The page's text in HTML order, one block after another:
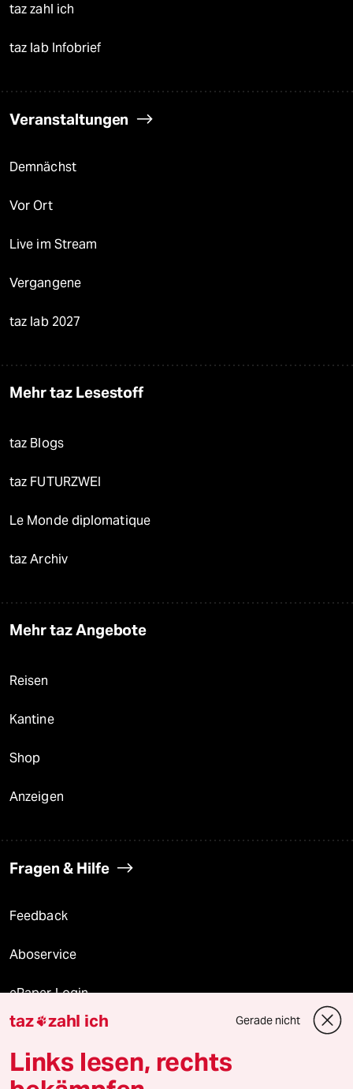
taz zahl ich
taz lab Infobrief
Veranstaltungen
Demnächst
Vor Ort
Live im Stream
Vergangene
taz lab 2027
Mehr taz Lesestoff
taz Blogs
taz FUTURZWEI
Le Monde diplomatique
taz Archiv
Mehr taz Angebote
Reisen
Kantine
Shop
Anzeigen
Fragen & Hilfe
Feedback
Aboservice
ePaper Login
Downloads für Abonnierende
taz zahl ich Gerade nicht
Links lesen, rechts